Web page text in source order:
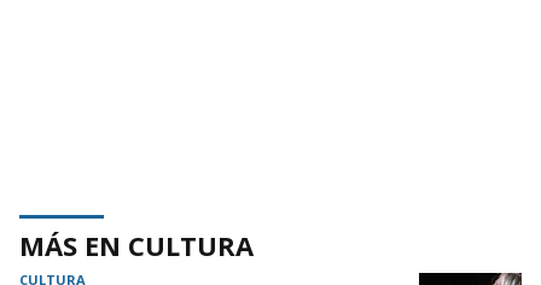
MÁS EN CULTURA
CULTURA